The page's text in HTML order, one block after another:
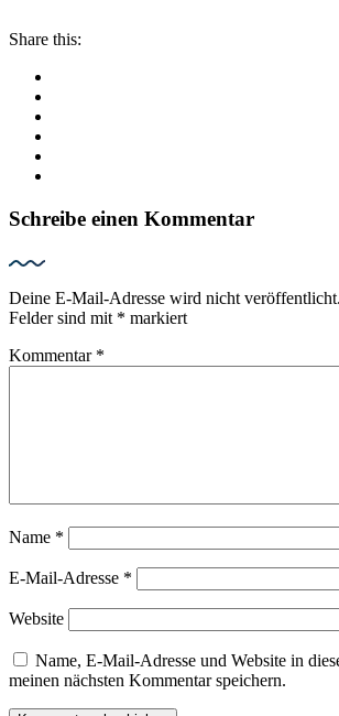
Share this:
Schreibe einen Kommentar
Deine E-Mail-Adresse wird nicht veröffentlicht.
Felder sind mit * markiert
Kommentar *
Name *
E-Mail-Adresse *
Website
Name, E-Mail-Adresse und Website in
meinen nächsten Kommentar speichern.